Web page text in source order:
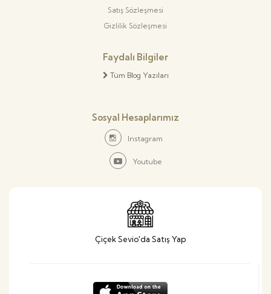
Satış Sözleşmesi
Gizlilik Sözleşmesi
Faydalı Bilgiler
Tüm Blog Yazıları
Sosyal Hesaplarımız
Instagram
Youtube
Çiçek Sevio'da Satış Yap